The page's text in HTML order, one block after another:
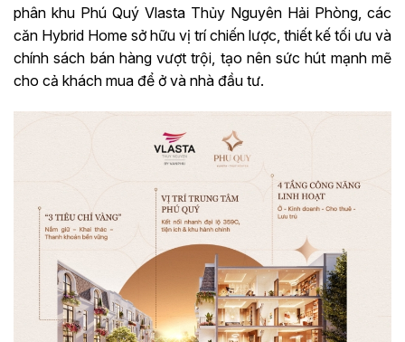
phân khu Phú Quý Vlasta Thủy Nguyên Hải Phòng, các
căn Hybrid Home sở hữu vị trí chiến lược, thiết kế tối ưu và
chính sách bán hàng vượt trội, tạo nên sức hút mạnh mẽ
cho cả khách mua để ở và nhà đầu tư.